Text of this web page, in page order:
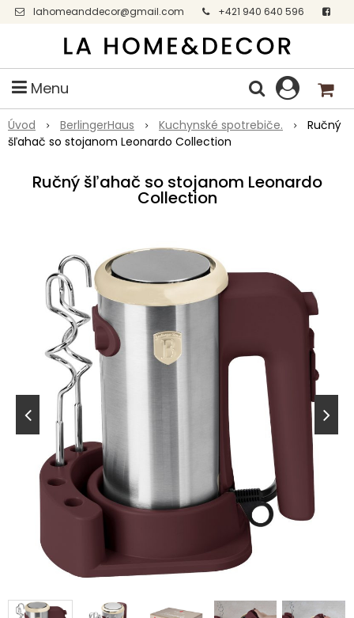
lahomeanddecor@gmail.com
+421 940 640 596
Facebook
Menu
Úvod BerlingerHaus Kuchynské spotrebiče.
Ručný
šľahač so stojanom Leonardo Collection
Ručný šľahač so stojanom Leonardo
Collection